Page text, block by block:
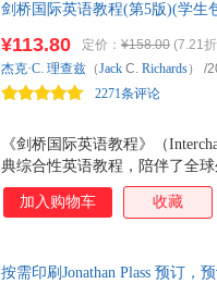
剑桥国际英语教程(第5版)(学生
《剑桥国际英语教程》（
典综合性英语教程，陪伴了全
习者的认可和好评。 《剑桥国
程》的全新修订版，秉承作者
典教学理念 ·保留科学教学大纲
¥113.80 定价： ¥158.00 (7.21
2271条评论
杰克·C. 理查兹 （Jack C. Richards） /
加入购物车 收藏
按需印刷Jonathan Plass 预订，